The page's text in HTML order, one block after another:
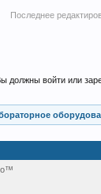
Последнее
должны войти или